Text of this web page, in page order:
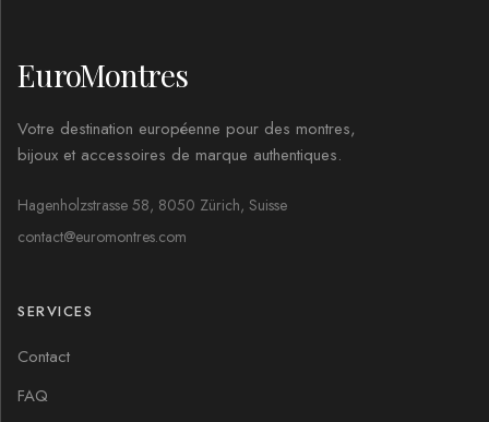
EuroMontres
Votre destination européenne pour des montres,
bijoux et accessoires de marque authentiques.
Hagenholzstrasse 58, 8050 Zürich, Suisse
contact@euromontres.com
SERVICES
Contact
FAQ